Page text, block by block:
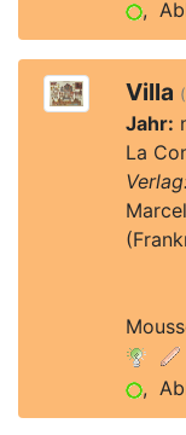
,
Villa
Jahr:
La
,